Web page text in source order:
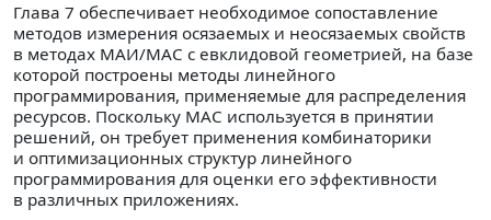
Глава 7 обеспечивает необходимое сопоставление
методов измерения осязаемых и неосязаемых свойств
в методах МАИ/МАС с евклидовой геометрией, на базе
которой построены методы линейного
программирования, применяемые для распределения
ресурсов. Поскольку МАС используется в принятии
решений, он требует применения комбинаторики
и оптимизационных структур линейного
программирования для оценки его эффективности
в различных приложениях.